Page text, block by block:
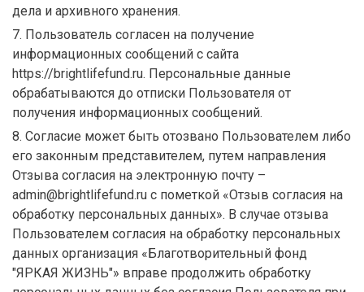
дела и архивного хранения.
7. Пользователь согласен на получение
информационных сообщений с сайта
https://brightlifefund.ru. Персональные данные
обрабатываются до отписки Пользователя от
получения информационных сообщений.
8. Согласие может быть отозвано Пользователем либо
его законным представителем, путем направления
Отзыва согласия на электронную почту –
admin@brightlifefund.ru с пометкой «Отзыв согласия на
обработку персональных данных». В случае отзыва
Пользователем согласия на обработку персональных
данных организация «Благотворительный фонд
"ЯРКАЯ ЖИЗНЬ"» вправе продолжить обработку